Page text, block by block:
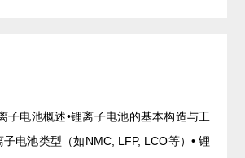
子电池概述•锂离子电池的基本构造与工
子电池类型（如NMC, LFP, LCO等）• 锂